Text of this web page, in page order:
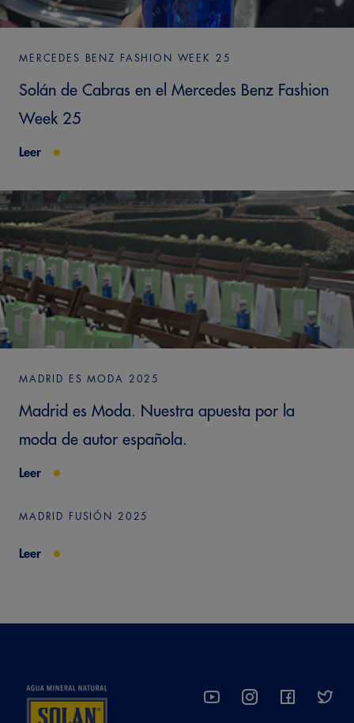
MERCEDES BENZ FASHION WEEK 25
Solán de Cabras en el Mercedes Benz Fashion
Week 25
Leer
MADRID ES MODA 2025
Madrid es Moda. Nuestra apuesta por la
moda de autor española.
Leer
MADRID FUSIÓN 2025
Leer